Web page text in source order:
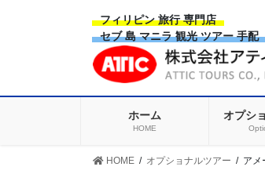
フィリピン 旅行 専門店
セブ 島 マニラ 観光 ツアー 手
ホーム
HOME
オプシ
HOME オプショナルツアー アメ